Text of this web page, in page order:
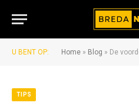
U BENT OP: Home » Blog » De voordelen
TIPS